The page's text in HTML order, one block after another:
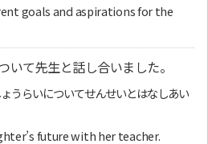
goals and aspirations for the
いて先生と話し合いました。
うらいについてせんせいとはなしあい
future with her teacher.